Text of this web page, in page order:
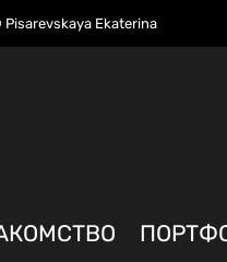
Ekaterina